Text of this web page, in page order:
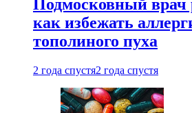
Подмосковный врач
как избежать
тополиного пуха
2 года спустя2 года спустя